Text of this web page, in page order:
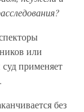
или
применяет
без